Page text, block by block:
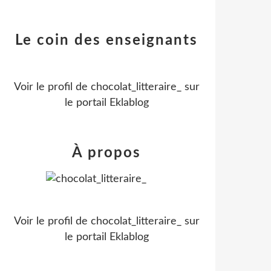
Le coin des enseignants
Voir le profil de chocolat_litteraire_
sur
le portail Eklablog
À propos
Voir le profil de chocolat_litteraire_
sur
le portail Eklablog